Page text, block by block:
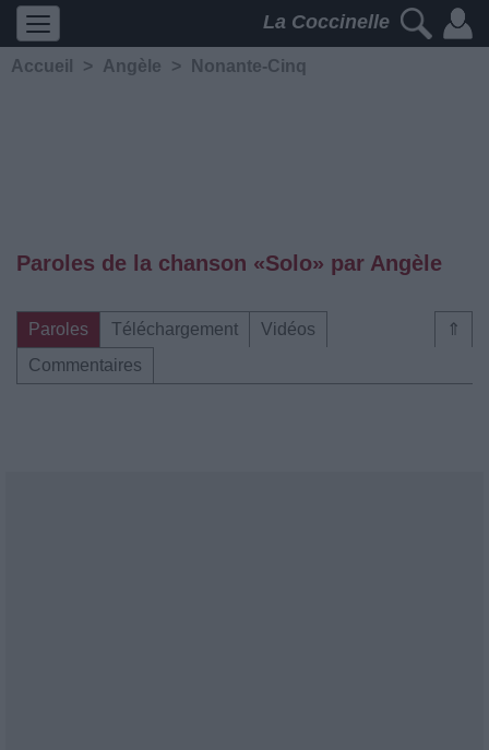
La Coccinelle
Accueil > Angèle > Nonante-Cinq
Paroles de la chanson «Solo» par Angèle
⇑
Paroles Téléchargement
Vidéos
Commentaires